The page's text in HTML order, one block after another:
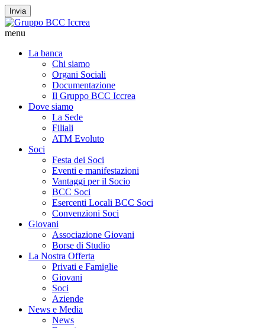
Invia
menu
La banca
Chi siamo
Organi Sociali
Documentazione
Il Gruppo BCC Iccrea
Dove siamo
La Sede
Filiali
ATM Evoluto
Soci
Festa dei Soci
Eventi e manifestazioni
Vantaggi per il Socio
BCC Soci
Esercenti Locali BCC Soci
Convenzioni Soci
Giovani
Associazione Giovani
Borse di Studio
La Nostra Offerta
Privati e Famiglie
Giovani
Soci
Aziende
News e Media
News